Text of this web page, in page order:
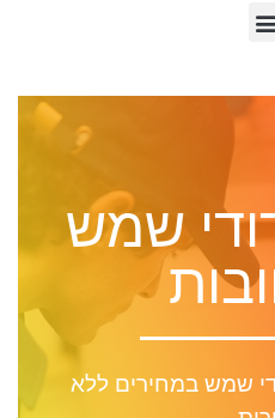
שמש
שמש במחירים ללא